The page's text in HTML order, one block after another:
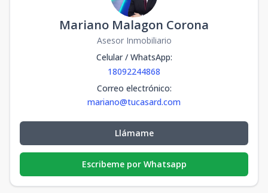
Mariano Malagon Corona
Asesor Inmobiliario
Celular / WhatsApp:
18092244868
Correo electrónico:
mariano@tucasard.com
Llámame
Escribeme por Whatsapp